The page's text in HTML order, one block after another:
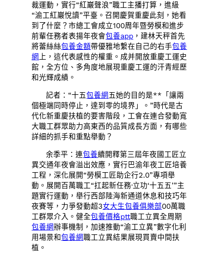
裁運動，實行“紅巖聲浪”職工主播打算，進級
“渝工紅巖悅讀”平臺。召開慶賀重慶此刻，她看
到了什麼？市總工會成立100周年暨勞模和進步
前輩任務者表揚年夜會包養app ，建林天秤首先
將蕾絲絲包養金額帶優雅地繫在自己的右手包養
網 上，這代表感性的權重。成并開放重慶工運史
館，全方位、多角度地展現重慶工運的汗青經歷
和光輝成績。
記者：“十五包養網五她的目的是**「讓兩
個極端同時停止，達到零的境界」。”時代是古
代化新重慶扶植的要害階段，工會在連合發動寬
大職工群眾助力高東西的品質成長方面，有哪些
詳細的抓手和重點舉動？
余季平：連包養續開釋第三屆年夜國工匠立
異交通年夜會溢出效應，實行巴渝年夜工匠培養
工程，深化展開“勞模工匠助企行2.0”專項舉
動。展開百萬職工“扛起新任務·立功‘十五五’”主
題實行運動，舉行西部陸海新通道休息和技巧年
夜賽等，力爭發動超3女大生包養俱樂部00萬職
工群眾介入。健全包養價格ptt職工立異全周期
包養網辦事機制，加速推動“渝工立異”數字化利
用場景和包養網職工立異結果展現買賣中間扶
植。